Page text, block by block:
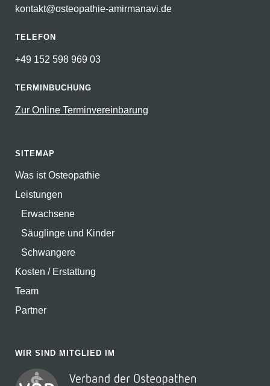
kontakt@osteopathie-amirmanavi.de
TELEFON
+49 152 598 969 03
TERMINBUCHUNG
Zur Online Terminvereinbarung
SITEMAP
Was ist Osteopathie
Leistungen
Erwachsene
Säuglinge und Kinder
Schwangere
Kosten / Erstattung
Team
Partner
WIR SIND MITGLIED IM